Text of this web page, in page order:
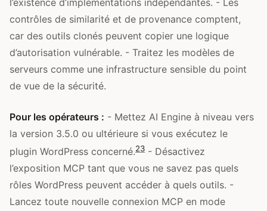
contrôles de similarité et de provenance comptent,
car des outils clonés peuvent copier une logique
d’autorisation vulnérable. - Traitez les modèles de
serveurs comme une infrastructure sensible du point
de vue de la sécurité.
Pour les opérateurs : - Mettez AI Engine à niveau vers
la version 3.5.0 ou ultérieure si vous exécutez le
plugin WordPress concerné.23 - Désactivez
l’exposition MCP tant que vous ne savez pas quels
rôles WordPress peuvent accéder à quels outils. -
Lancez toute nouvelle connexion MCP en mode